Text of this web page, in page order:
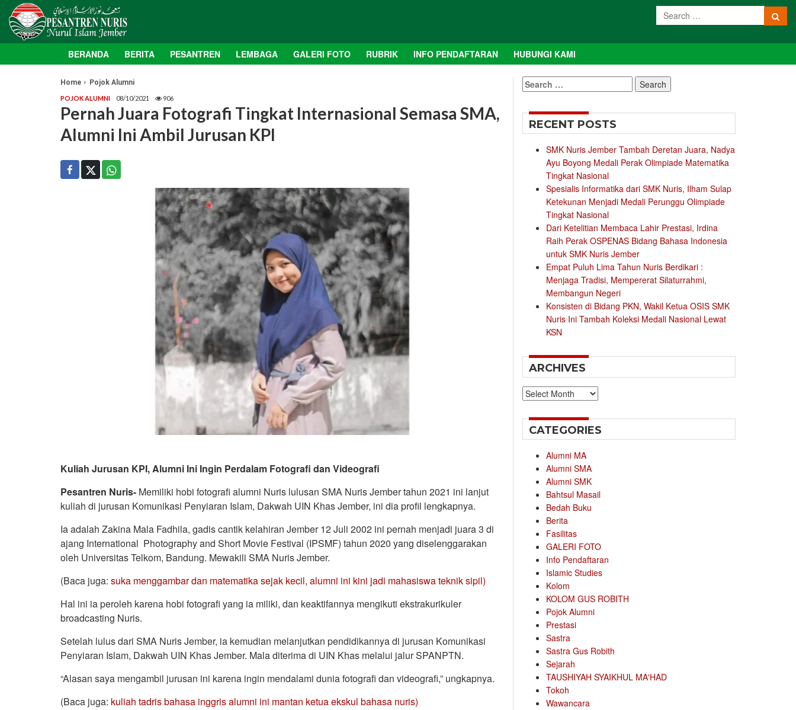
BERANDA BERITA PESANTREN LEMBAGA GALERI FOTO RUBRIK INFO PENDAFTARAN HUBUNGI KAMI
Home Pojok Alumni
POJOK ALUMNI 08/10/2021 906
Pernah Juara Fotografi Tingkat Internasional Semasa SMA,
Alumni Ini Ambil Jurusan KPI
Kuliah Jurusan KPI, Alumni Ini Ingin Perdalam Fotografi dan Videografi
Pesantren Nuris- Memiliki hobi fotografi alumni Nuris lulusan SMA Nuris Jember tahun 2021 ini lanjut
kuliah di jurusan Komunikasi Penyiaran Islam, Dakwah UIN Khas Jember, ini dia profil lengkapnya.
Ia adalah Zakina Mala Fadhila, gadis cantik kelahiran Jember 12 Juli 2002 ini pernah menjadi juara 3 di
ajang International Photography and Short Movie Festival (IPSMF) tahun 2020 yang diselenggarakan
oleh Universitas Telkom, Bandung. Mewakili SMA Nuris Jember.
(Baca juga: suka menggambar dan matematika sejak kecil, alumni ini kini jadi mahasiswa teknik sipil)
Hal ini ia peroleh karena hobi fotografi yang ia miliki, dan keaktifannya mengikuti ekstrakurikuler
broadcasting Nuris.
Setelah lulus dari SMA Nuris Jember, ia kemudian melanjutkan pendidikannya di jurusan Komunikasi
Penyiaran Islam, Dakwah UIN Khas Jember. Mala diterima di UIN Khas melalui jalur SPANPTN.
“Alasan saya mengambil jurusan ini karena ingin mendalami dunia fotografi dan videografi,” ungkapnya.
(Baca juga: kuliah tadris bahasa inggris alumni ini mantan ketua ekskul bahasa nuris)
Search
for:
RECENT POSTS
SMK Nuris Jember Tambah Deretan Juara, Nadya
Ayu Boyong Medali Perak Olimpiade Matematika
Tingkat Nasional
Spesialis Informatika dari SMK Nuris, Ilham Sulap
Ketekunan Menjadi Medali Perunggu Olimpiade
Tingkat Nasional
Dari Ketelitian Membaca Lahir Prestasi, Irdina
Raih Perak OSPENAS Bidang Bahasa Indonesia
untuk SMK Nuris Jember
Empat Puluh Lima Tahun Nuris Berdikari :
Menjaga Tradisi, Mempererat Silaturrahmi,
Membangun Negeri
Konsisten di Bidang PKN, Wakil Ketua OSIS SMK
Nuris Ini Tambah Koleksi Medali Nasional Lewat
KSN
ARCHIVES
Archives
CATEGORIES
Alumni MA
Alumni SMA
Alumni SMK
Bahtsul Masail
Bedah Buku
Berita
Fasilitas
GALERI FOTO
Info Pendaftaran
Islamic Studies
Kolom
KOLOM GUS ROBITH
Pojok Alumni
Prestasi
Sastra
Sastra Gus Robith
Sejarah
TAUSHIYAH SYAIKHUL MA'HAD
Tokoh
Wawancara